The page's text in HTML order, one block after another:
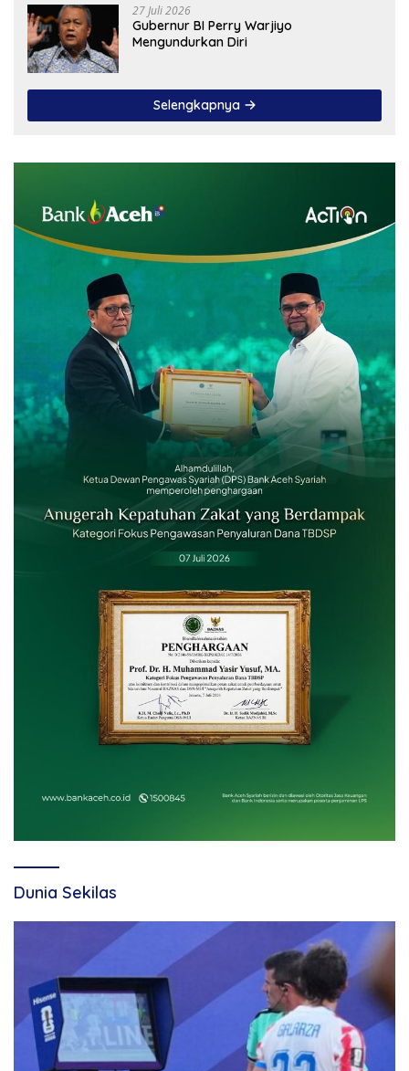
27 Juli 2026
Gubernur BI Perry Warjiyo
Mengundurkan Diri
Selengkapnya
Dunia Sekilas